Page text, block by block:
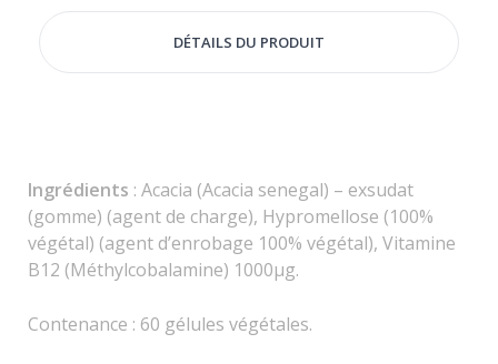
DÉTAILS DU PRODUIT
Ingrédients : Acacia (Acacia senegal) – exsudat
(gomme) (agent de charge), Hypromellose (100%
végétal) (agent d’enrobage 100% végétal), Vitamine
B12 (Méthylcobalamine) 1000µg.
Contenance : 60 gélules végétales.